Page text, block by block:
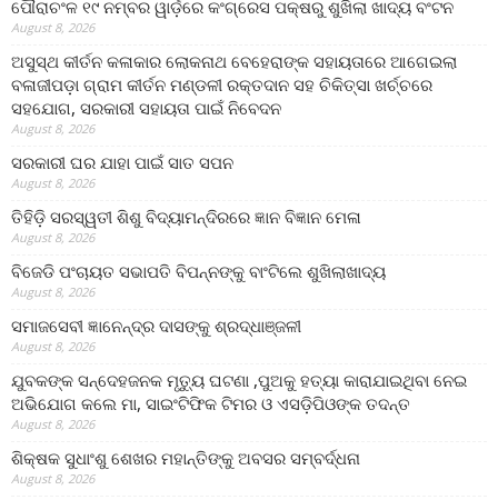
ପୌରାଚଂଳ ୧୯ ନମ୍ବର ୱାର୍ଡ଼ରେ କଂଗ୍ରେସ ପକ୍ଷରୁ ଶୁଖିଲା ଖାଦ୍ୟ ବଂଟନ
August 8, 2026
ଅସୁସ୍ଥ କୀର୍ତନ କଳାକାର ଲୋକନାଥ ବେହେରାଙ୍କ ସହାୟତାରେ ଆଗେଇଲା
ବଳାଜୀପଡ଼ା ଗ୍ରାମ କୀର୍ତନ ମଣ୍ଡଳୀ ରକ୍ତଦାନ ସହ ଚିକିତ୍ସା ଖର୍ଚ୍ଚରେ
ସହଯୋଗ, ସରକାରୀ ସହାୟତା ପାଇଁ ନିବେଦନ
August 8, 2026
ସରକାରୀ ଘର ଯାହା ପାଇଁ ସାତ ସପନ
August 8, 2026
ତିହିଡି଼ ସରସ୍ୱତୀ ଶିଶୁ ବିଦ୍ୟାମନ୍ଦିରରେ ଜ୍ଞାନ ବିଜ୍ଞାନ ମେଳା
August 8, 2026
ବିଜେଡି ପଂଚାୟତ ସଭାପତି ବିପନ୍ନଙ୍କୁ ବାଂଟିଲେ ଶୁଖିଲାଖାଦ୍ୟ
August 8, 2026
ସମାଜସେବୀ ଜ୍ଞାନେନ୍ଦ୍ର ଦାସଙ୍କୁ ଶ୍ରଦ୍ଧାଞ୍ଜଳୀ
August 8, 2026
ଯୁବକଙ୍କ ସନ୍ଦେହଜନକ ମୃତ୍ୟୁ ଘଟଣା ,ପୁଅକୁ ହତ୍ୟା କାରାଯାଇଥିବା ନେଇ
ଅଭିଯୋଗ କଲେ ମା, ସାଇଂଟିଫିକ ଟିମର ଓ ଏସଡ଼ିପିଓଙ୍କ ତଦନ୍ତ
August 8, 2026
ଶିକ୍ଷକ ସୁଧାଂଶୁ ଶେଖର ମହାନ୍ତିଙ୍କୁ ଅବସର ସମ୍ବର୍ଦ୍ଧନା
August 8, 2026